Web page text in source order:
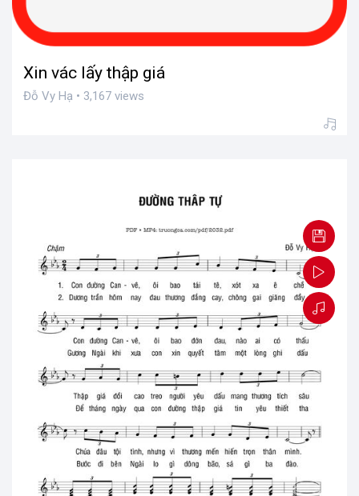
Xin vác lấy thập giá
Đỗ Vy Hạ • 3,167 views